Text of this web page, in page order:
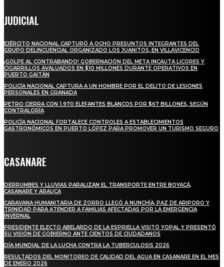
JUDICIAL
EJÉRCITO NACIONAL CAPTURÓ A OCHO PRESUNTOS INTEGRANTES DEL
GRUPO DELINCUENCIAL ORGANIZADO LOS JUANITOS, EN VILLAVICENCIO
¡GOLPE AL CONTRABANDO! GOBERNACIÓN DEL META INCAUTA LICORES Y
CIGARRILLOS AVALUADOS EN $10 MILLONES DURANTE OPERATIVOS EN
PUERTO GAITÁN
POLICÍA NACIONAL CAPTURA A UN HOMBRE POR EL DELITO DE LESIONES
PERSONALES EN GRANADA
PETRO CIERRA CON 1.970 ELEFANTES BLANCOS POR $67 BILLONES, SEGÚN
CONTRALORÍA
POLICÍA NACIONAL FORTALECE CONTROLES A ESTABLECIMIENTOS
GASTRONÓMICOS EN PUERTO LÓPEZ PARA PROMOVER UN TURISMO SEGURO
CASANARE
DERRUMBES Y LLUVIAS PARALIZAN EL TRANSPORTE ENTRE BOYACÁ,
CASANARE Y ARAUCA
CARAVANA HUMANITARIA DE ZORRO LLEGÓ A NUNCHÍA, PAZ DE ARIPORO Y
TRINIDAD PARA ATENDER A FAMILIAS AFECTADAS POR LA EMERGENCIA
INVERNAL
PRESIDENTE ELECTO ABELARDO DE LA ESPRIELLA VISITÓ YOPAL Y PRESENTÓ
SU VISIÓN DE GOBIERNO ANTE CIENTOS DE CIUDADANOS
DÍA MUNDIAL DE LA LUCHA CONTRA LA TUBERCULOSIS 2026
RESULTADOS DEL MONITOREO DE CALIDAD DEL AGUA EN CASANARE EN EL MES
DE ENERO 2026